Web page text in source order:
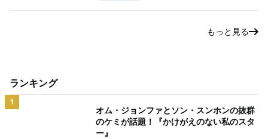
もっと見る
ランキング
1
オム・ジョンファとソン・スンホンの抜群
のケミが話題！『かけがえのない私のスタ
ー』